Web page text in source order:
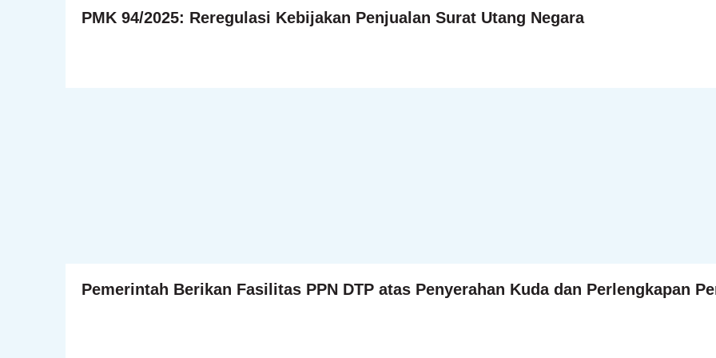
PMK 94/2025: Reregulasi Kebijakan Penjualan Surat Utang Negara
Pemerintah Berikan Fasilitas PPN DTP atas Penyerahan Kuda dan Perlengkapan